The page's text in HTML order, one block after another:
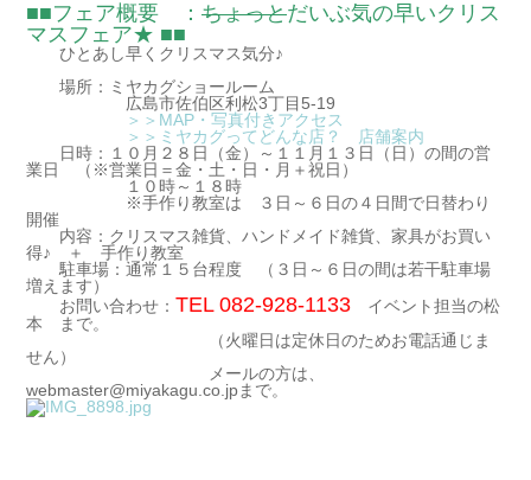
■■フェア概要 ： ちょっとだいぶ気の早いクリス
マスフェア★ ■■
ひとあし早くクリスマス気分♪
場所：ミヤカグショールーム
広島市佐伯区利松3丁目5-19
＞＞MAP・写真付きアクセス
＞＞ミヤカグってどんな店？ 店舗案内
日時：１０月２８日（金）～１１月１３日（日）の間の営
業日 （※営業日＝金・土・日・月＋祝日）
１０時～１８時
※手作り教室は ３日～６日の４日間で日替わり
開催
内容：クリスマス雑貨、ハンドメイド雑貨、家具がお買い
得♪ ＋ 手作り教室
駐車場：通常１５台程度 （３日～６日の間は若干駐車場
増えます）
お問い合わせ： TEL 082-928-1133 イベント担当の松
本 まで。
（火曜日は定休日のためお電話通じま
せん）
メールの方は、
webmaster@miyakagu.co.jpまで。